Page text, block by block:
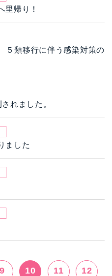
里帰り！
類移行に伴う感染対策の
れました。
ました
9 10 11 12